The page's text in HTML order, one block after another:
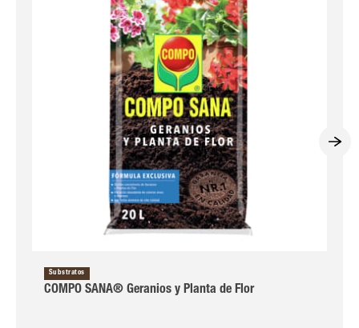
Substratos
COMPO SANA® Geranios y Planta de Flor